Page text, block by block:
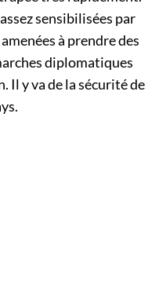
sensibilisées par
à prendre des
diplomatiques
Il y va de la sécurité de